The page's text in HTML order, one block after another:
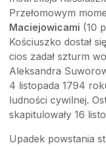
Przełomowym
Maciejowicami (10
Kościuszko dostał
cios zadał szturm
Aleksandra
4 listopada 1794
ludności cywilnej.
skapitulowały 16
Upadek powstania